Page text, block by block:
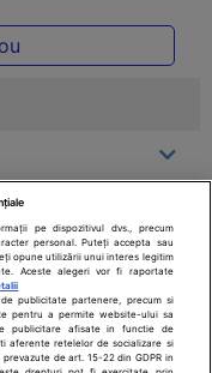
pe dispozitivul dvs., precum
personal. Puteți accepta sau
opune utilizării unui interes legitim
Aceste alegeri vor fi raportate
publicitate partenere, precum si
pentru a permite website-ului sa
publicitare afisate in functie de
aferente retelelor de socializare si
de art. 15-22 din GDPR in